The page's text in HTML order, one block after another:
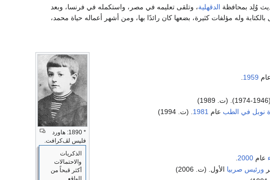
وُلِد بمحافظة الدقهلية، وتلقى تعليمه في مصر، واستكمله في فرنسا، وبعد
وله مؤلفات كثيرة، بضعها كان رائدًا بها، ومن أشهر أعماله حياة محمد،
* 1890: هاورد
فلپس لڤ‌كرافت.
الذكريات
والاحتمالات
أكثر قبحاً من
عام 1959
(1946-1974). (ت. 1989)
نوبل في الطب عام 1981. (ت. 1994)
عام2000
ورئيس صربيا الأول. (ت. 2006)